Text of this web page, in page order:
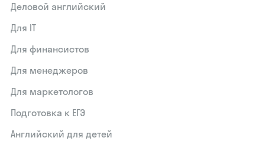
Деловой английский
Для IT
Для финансистов
Для менеджеров
Для маркетологов
Подготовка к ЕГЭ
Английский для детей